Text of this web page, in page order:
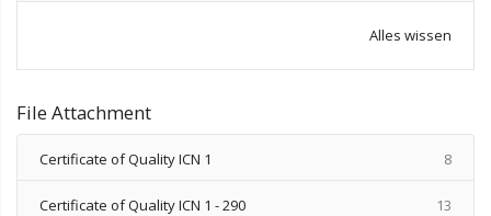
Alles wissen
File Attachment
Certificate of Quality ICN 1 8
Certificate of Quality ICN 1 - 290 13